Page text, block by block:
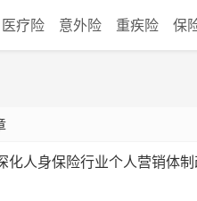
医疗险 意外险 重疾险 保
化人身保险行业个人营销体